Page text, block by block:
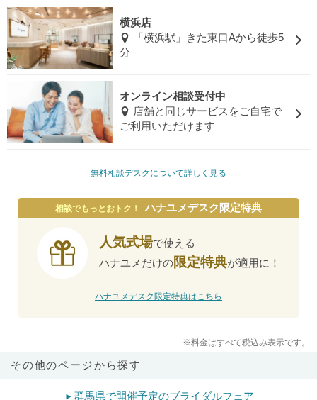
横浜店
「横浜駅」きた東口Aから徒歩5
分
オンライン相談受付中
店舗と同じサービスをご自宅で
ご利用いただけます
無料相談デスクについて詳しく見る
相談でもっとおトク！ ハナユメデスク限定特典
人気式場で使える
ハナユメだけの限定特典が適用に！
ハナユメデスク限定特典はこちら
※料金はすべて税込み表示です。
その他のページから探す
群馬県で開催予定のブライダルフェア